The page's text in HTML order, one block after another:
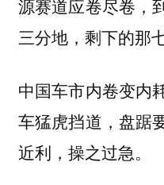
源赛道应卷尽卷，
三分地，剩下的那
中国车市内卷变内
车猛虎挡道，盘踞
近利，操之过急。